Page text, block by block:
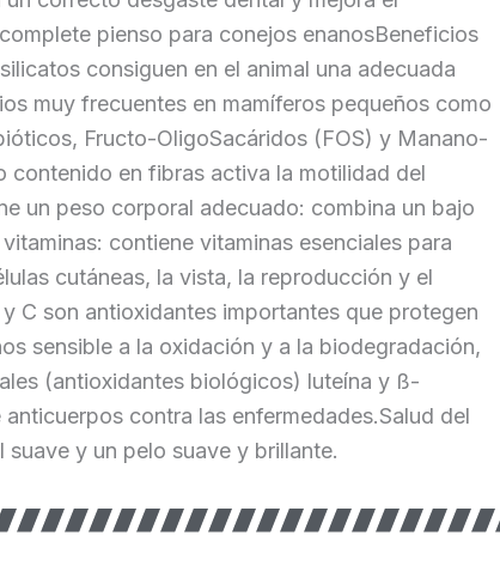
pienso para conejos enanosBeneficios
consiguen en el animal una adecuada
muy frecuentes en mamíferos pequeños como
Fructo-OligoSacáridos (FOS) y Manano-
contenido en fibras activa la motilidad del
un peso corporal adecuado: combina un bajo
contiene vitaminas esenciales para
cutáneas, la vista, la reproducción y el
C son antioxidantes importantes que protegen
sensible a la oxidación y a la biodegradación,
(antioxidantes biológicos) luteína y ß-
contra las enfermedades.Salud del
y un pelo suave y brillante.